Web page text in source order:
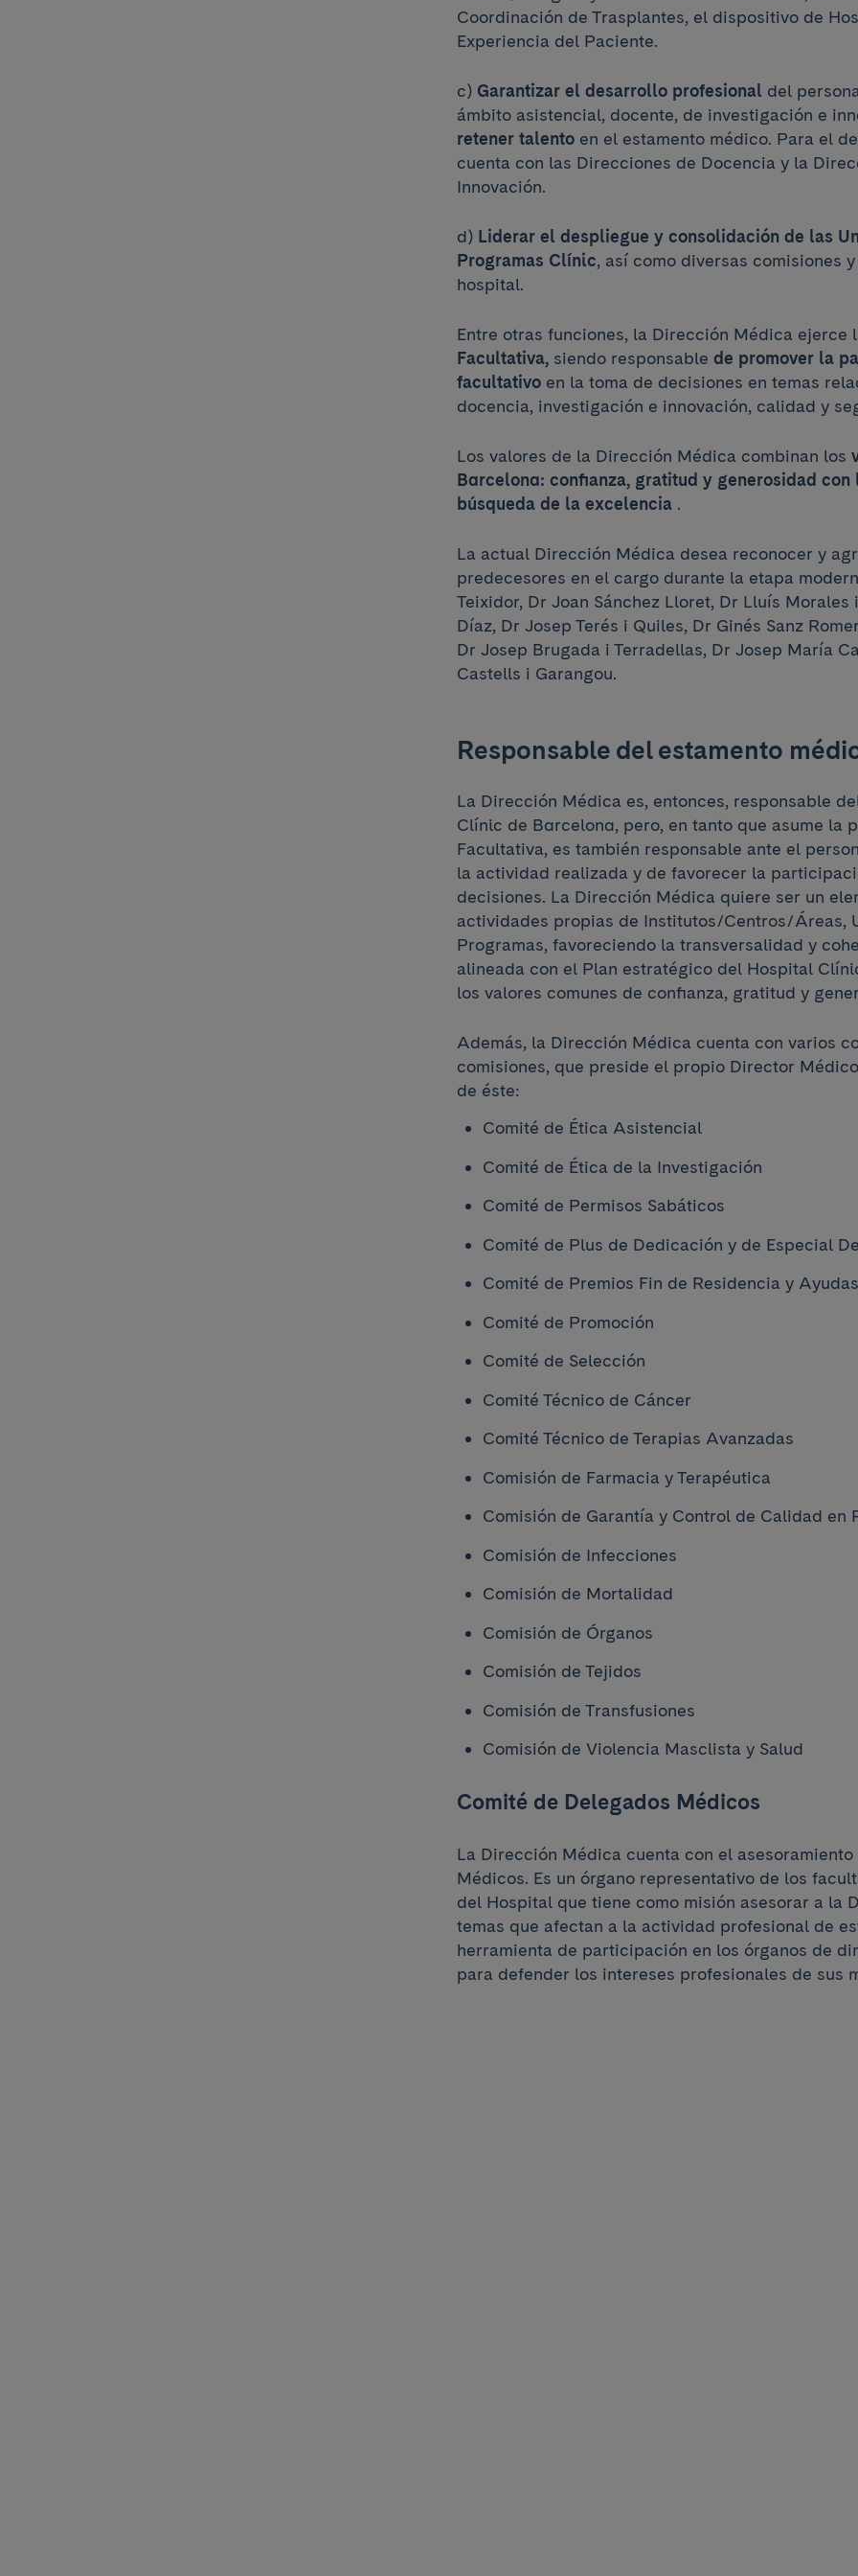
Coordinación de Trasplantes, el dispositivo de
Experiencia del Paciente.
c) Garantizar el desarrollo profesional del
ámbito asistencial, docente, de investigación e
retener talentoen el estamento médico. Para el
cuenta con las Direcciones de Docencia y la
Innovación.
d) Liderar el despliegue y consolidación de las
Programas Clínic, así como diversas comisiones
hospital.
Entre otras funciones, la Dirección Médica ejerce
Facultativa, siendo responsable de promover la
facultativoen la toma de decisiones en temas
docencia, investigación e innovación, calidad y
Los valores de la Dirección Médica combinan los
Barcelona: confianza, gratitud y generosidad
búsqueda de la excelencia.
La actual Dirección Médica desea reconocer y
predecesores en el cargo durante la etapa
Teixidor, Dr Joan Sánchez Lloret, Dr Lluís
Díaz, Dr Josep Terés i Quiles, Dr Ginés Sanz
Dr Josep Brugada i Terradellas, Dr Josep María
Castells i Garangou.
Responsable del estamento
La Dirección Médica es, entonces, responsable
Clínic de Barcelona, ​​pero, en tanto que asume la
Facultativa, es también responsable ante el
la actividad realizada y de favorecer la
decisiones. La Dirección Médica quiere ser un
actividades propias de Institutos/Centros/Áreas,
Programas, favoreciendo la transversalidad y
alineada con el Plan estratégico del Hospital
los valores comunes de confianza, gratitud y
Además, la Dirección Médica cuenta con varios
comisiones, que preside el propio Director
de éste:
Comité de Ética Asistencial
Comité de Ética de la Investigación
Comité de Permisos Sabáticos
Comité de Plus de Dedicación y de Especial
Comité de Premios Fin de Residencia y
Comité de Promoción
Comité de Selección
Comité Técnico de Cáncer
Comité Técnico de Terapias Avanzadas
Comisión de Farmacia y Terapéutica
Comisión de Garantía y Control de Calidad en
Comisión de Infecciones
Comisión de Mortalidad
Comisión de Órganos
Comisión de Tejidos
Comisión de Transfusiones
Comisión de Violencia Masclista y Salud
Comité de Delegados Médicos
La Dirección Médica cuenta con el
Médicos. Es un órgano representativo de los
del Hospital que tiene como misión asesorar a la
temas que afectan a la actividad profesional de
herramienta de participación en los órganos de
para defender los intereses profesionales de sus